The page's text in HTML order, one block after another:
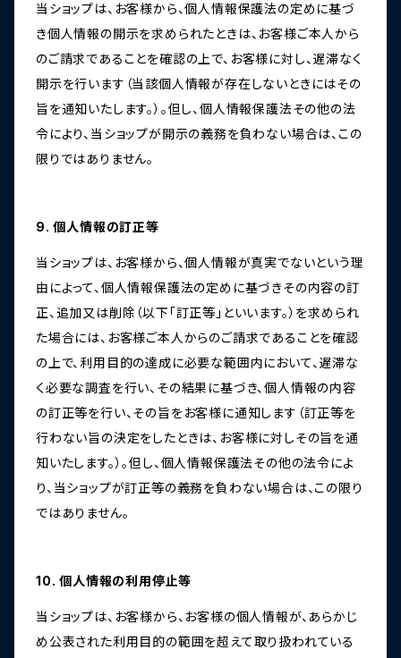
当ショップは、お客様から、個人情報保護法の定めに基づ
き個人情報の開示を求められたときは、お客様ご本人から
のご請求であることを確認の上で、お客様に対し、遅滞なく
開示を行います（当該個人情報が存在しないときにはその
旨を通知いたします。）。但し、個人情報保護法その他の法
令により、当ショップが開示の義務を負わない場合は、この
限りではありません。
9. 個人情報の訂正等
当ショップは、お客様から、個人情報が真実でないという理
由によって、個人情報保護法の定めに基づきその内容の訂
正、追加又は削除（以下「訂正等」といいます。）を求められ
た場合には、お客様ご本人からのご請求であることを確認
の上で、利用目的の達成に必要な範囲内において、遅滞な
く必要な調査を行い、その結果に基づき、個人情報の内容
の訂正等を行い、その旨をお客様に通知します（訂正等を
行わない旨の決定をしたときは、お客様に対しその旨を通
知いたします。）。但し、個人情報保護法その他の法令によ
り、当ショップが訂正等の義務を負わない場合は、この限り
ではありません。
10. 個人情報の利用停止等
当ショップは、お客様から、お客様の個人情報が、あらかじ
め公表された利用目的の範囲を超えて取り扱われている